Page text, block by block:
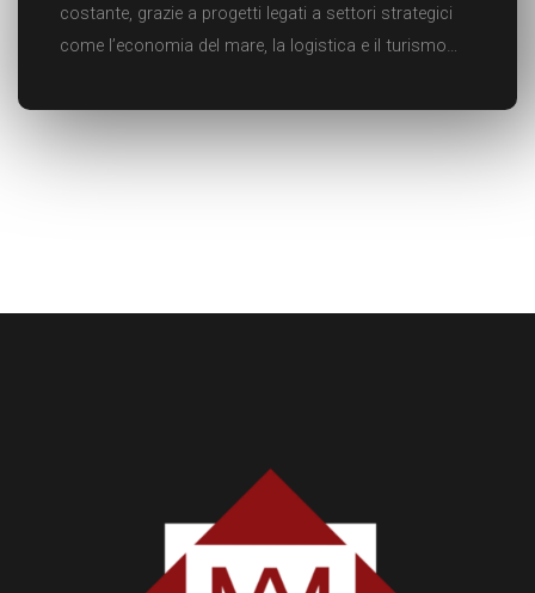
costante, grazie a progetti legati a settori strategici
come l’economia del mare, la logistica e il turismo…